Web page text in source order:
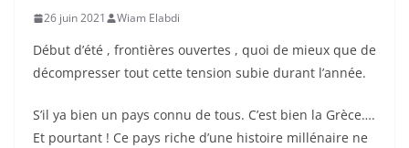
26 juin 2021 Wiam Elabdi
Début d’été , frontières ouvertes , quoi de mieux que de
décompresser tout cette tension subie durant l’année.
S’il ya bien un pays connu de tous. C’est bien la Grèce….
Et pourtant ! Ce pays riche d’une histoire millénaire ne